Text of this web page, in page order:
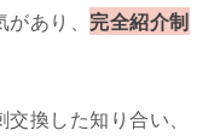
あり、 完全紹介制
換した知り合い、